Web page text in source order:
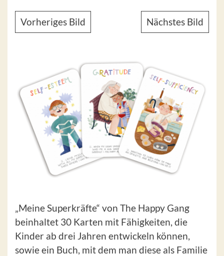
Vorheriges Bild Nächstes Bild
„Meine Superkräfte“ von The Happy Gang
beinhaltet 30 Karten mit Fähigkeiten, die
Kinder ab drei Jahren entwickeln können,
sowie ein Buch, mit dem man diese als Familie